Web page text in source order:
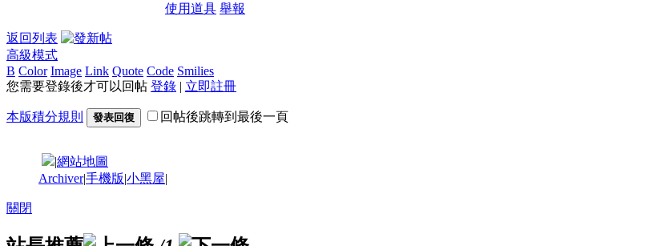
使用道具 舉報
返回列表
高級模式
B Color Image Link Quote Code Smilies
您需要登錄後才可以回帖 登錄 | 立即註冊
本版積分規則 發表回復 回帖後跳轉到最後一頁
|網站地圖
Archiver|手機版|小黑屋|
關閉